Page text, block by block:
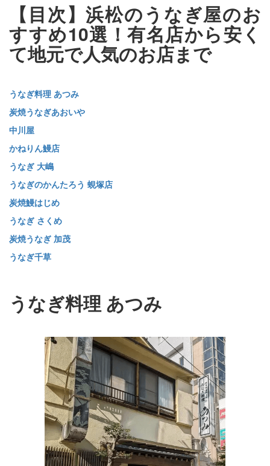
【目次】浜松のうなぎ屋のお
すすめ10選！有名店から安く
て地元で人気のお店まで
うなぎ料理 あつみ
炭焼うなぎあおいや
中川屋
かねりん鰻店
うなぎ 大嶋
うなぎのかんたろう 蜆塚店
炭焼鰻はじめ
うなぎ さくめ
炭焼うなぎ 加茂
うなぎ千草
うなぎ料理 あつみ